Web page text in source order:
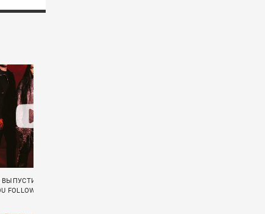
ВЫПУСТИЛИ КЛИП НА ПЕСНЮ
FOLLOW»